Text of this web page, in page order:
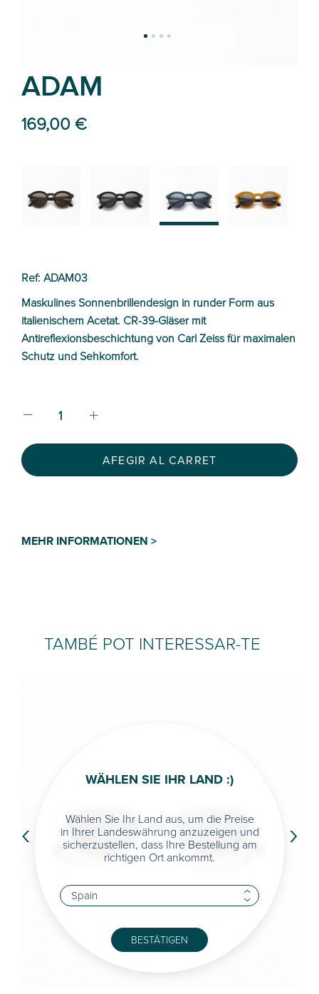
ADAM
169,00 €
Ref: ADAM03
Maskulines Sonnenbrillendesign in runder Form aus
italienischem Acetat. CR-39-Gläser mit
Antireflexionsbeschichtung von Carl Zeiss für maximalen
Schutz und Sehkomfort.
AFEGIR AL CARRET
MEHR INFORMATIONEN >
TAMBÉ POT INTERESSAR-TE
‹ ›
WÄHLEN SIE IHR LAND :)
Wählen Sie Ihr Land aus, um die Preise
in Ihrer Landeswährung anzuzeigen und
sicherzustellen, dass Ihre Bestellung am
richtigen Ort ankommt.
BESTÄTIGEN